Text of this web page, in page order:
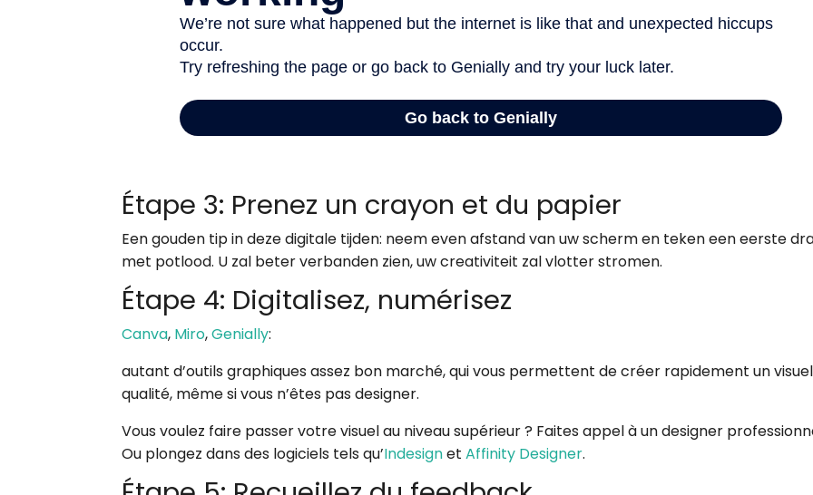
Étape 3: Prenez un crayon et du papier
Een gouden tip in deze digitale tijden: neem even afstand van uw scherm en teken een eerste
met potlood. U zal beter verbanden zien, uw creativiteit zal vlotter stromen.
Étape 4: Digitalisez, numérisez
Canva, Miro,Genially:
autant d’outils graphiques assez bon marché, qui vous permettent de créer rapidement un
qualité, même si vous n’êtes pas designer.
Vous voulez faire passer votre visuel au niveau supérieur ? Faites appel à un designer
Ou plongez dans des logiciels tels qu’IndesignetAffinity Designer.